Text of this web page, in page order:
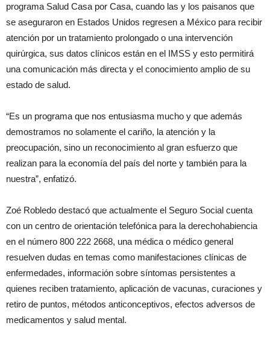
programa Salud Casa por Casa, cuando las y los paisanos que
se aseguraron en Estados Unidos regresen a México para recibir
atención por un tratamiento prolongado o una intervención
quirúrgica, sus datos clínicos están en el IMSS y esto permitirá
una comunicación más directa y el conocimiento amplio de su
estado de salud.
“Es un programa que nos entusiasma mucho y que además
demostramos no solamente el cariño, la atención y la
preocupación, sino un reconocimiento al gran esfuerzo que
realizan para la economía del país del norte y también para la
nuestra”, enfatizó.
Zoé Robledo destacó que actualmente el Seguro Social cuenta
con un centro de orientación telefónica para la derechohabiencia
en el número 800 222 2668, una médica o médico general
resuelven dudas en temas como manifestaciones clínicas de
enfermedades, información sobre síntomas persistentes a
quienes reciben tratamiento, aplicación de vacunas, curaciones y
retiro de puntos, métodos anticonceptivos, efectos adversos de
medicamentos y salud mental.